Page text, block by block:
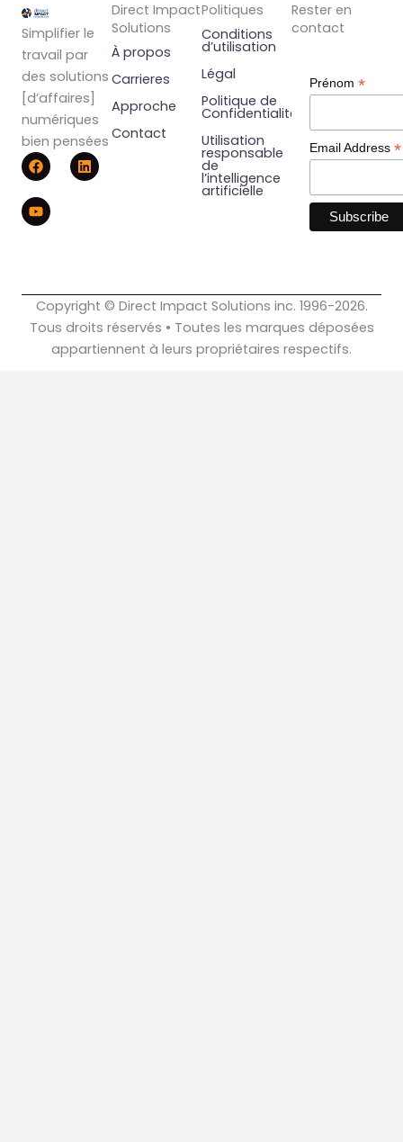
Simplifier le
travail par
des solutions
[d’affaires]
numériques
bien pensées
F
a
c
e
b
o
L
i
n
Y
o
u
t
u
b
Direct Impact
Solutions
À propos
Carrieres
Approche
Contact
Politiques
Conditions
d’utilisation
Légal
Politique de
Confidentialité
Utilisation
responsable
de
l’intelligence
artificielle
Rester en
contact
Prénom *
Email Address *
Copyright © Direct Impact Solutions inc. 1996-2026.
Tous droits réservés • Toutes les marques déposées
appartiennent à leurs propriétaires respectifs.